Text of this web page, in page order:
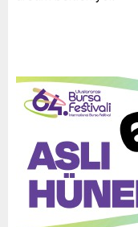
Tahıllar ve
Tahıl ürünleri
önemli bir artış